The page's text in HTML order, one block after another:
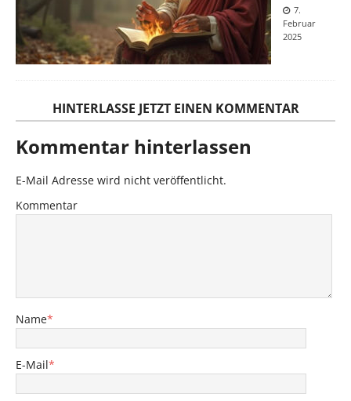
7.
Februar
2025
HINTERLASSE JETZT EINEN KOMMENTAR
Kommentar hinterlassen
E-Mail Adresse wird nicht veröffentlicht.
Kommentar
Name*
E-Mail*